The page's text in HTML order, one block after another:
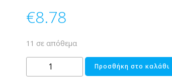
€8.78
11 σε απόθεμα
ΔΙΑΚΟΣΜΗΤΙΚΟΣ
ΚΑΚΤΟΣ
Προσθήκη στο καλάθι